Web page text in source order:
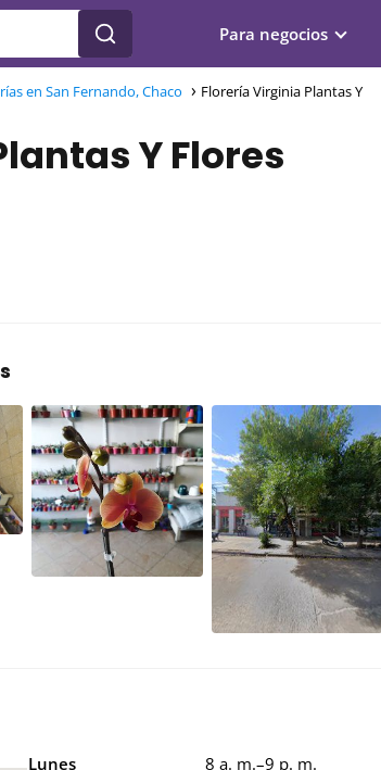
Para negocios
en San Fernando, Chaco
Florería Virginia Plantas Y
Y Flores
Lunes
8 a. m.–9 p. m.